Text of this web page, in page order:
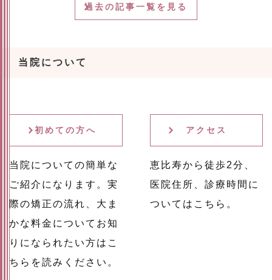
過去の記事一覧を見る
当院について
初めての方へ
当院についての簡単な
ご紹介になります。実
際の矯正の流れ、大ま
かな料金についてお知
りになられたい方はこ
ちらを読みください。
アクセス
恵比寿から徒歩2分、
医院住所、診療時間に
ついてはこちら。